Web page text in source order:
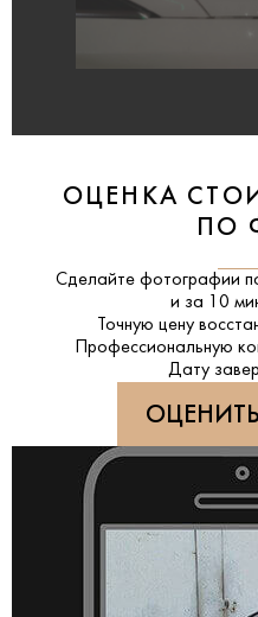
ОЦЕНКА
ПО
Сделайте фотографии
и за 10
Точную цену
Профессиональную
Дату